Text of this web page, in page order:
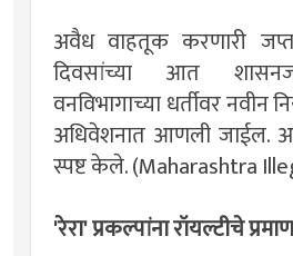
अवैध वाहतूक करणारी
दिवसांच्या आत
वनविभागाच्या धर्तीवर नवीन
अधिवेशनात आणली जाईल.
स्पष्ट केले. (Maharashtra
'रेरा' प्रकल्पांना रॉयल्टीचे